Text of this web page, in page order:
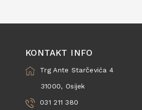
KONTAKT INFO
Trg Ante Starčevića 4
31000, Osijek
031 211 380